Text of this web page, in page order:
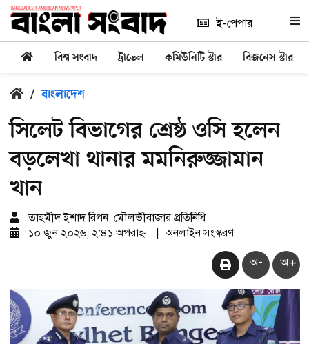
ই-পেপার
বিশ্ব সংবাদ ট্রাভেল কমিউনিটি স্টার বিজনেস স্টার
/ বাংলাদেশ
সিলেট বিভাগের শ্রেষ্ঠ ওসি হলেন
বড়লেখা থানার মমনিরুজ্জামান
খান
তাহমীদ ইশাদ রিপন, মৌলভীবাজার প্রতিনিধি
১০ জুন ২০২৬, ২:৪১ অপরাহ্ন
অনলাইন সংস্করণ
অ- অ+